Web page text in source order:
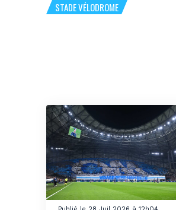
STADE VÉLODROME